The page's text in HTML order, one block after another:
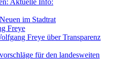
Aktuelle Info:
im Stadtrat
Freye
Freye über Transparenz
für den landesweiten